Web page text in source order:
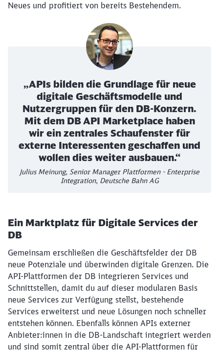
Neues und profitiert von bereits Bestehendem.
„APIs bilden die Grundlage für neue
digitale Geschäftsmodelle und
Nutzergruppen für den DB-Konzern.
Mit dem DB API Marketplace haben
wir ein zentrales Schaufenster für
externe Interessenten geschaffen und
wollen dies weiter ausbauen.“
Julius Meinung, Senior Manager Plattformen - Enterprise
Integration, Deutsche Bahn AG
Ein Marktplatz für Digitale Services der
DB
Gemeinsam erschließen die Geschäftsfelder der DB
neue Potenziale und überwinden digitale Grenzen. Die
API-Plattformen der DB integrieren Services und
Schnittstellen, damit du auf dieser modularen Basis
neue Services zur Verfügung stellst, bestehende
Services erweiterst und neue Lösungen noch schneller
entstehen können. Ebenfalls können APIs externer
Anbieter:innen in die DB-Landschaft integriert werden
und sind somit zentral über die API-Plattformen für